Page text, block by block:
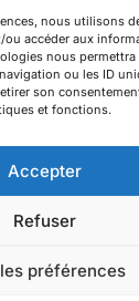
nous utilisons
accéder aux
nous
ou les ID
son
et fonctions.
Accepter
Refuser
préférences